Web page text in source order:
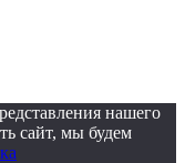
нашего
сайт, мы будем